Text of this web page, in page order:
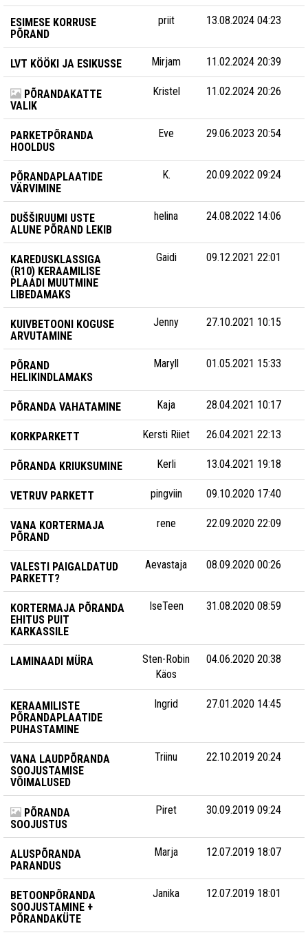
ESIMESE KORRUSE
PÕRAND
priit 13.08.2024 04:23
LVT KÖÖKI JA ESIKUSSE Mirjam 11.02.2024 20:39
PÕRANDAKATTE
VALIK
Kristel 11.02.2024 20:26
PARKETPÕRANDA
HOOLDUS
Eve 29.06.2023 20:54
PÕRANDAPLAATIDE
VÄRVIMINE
K. 20.09.2022 09:24
DUŠŠIRUUMI USTE
ALUNE PÕRAND LEKIB
helina 24.08.2022 14:06
KAREDUSKLASSIGA
(R10) KERAAMILISE
PLAADI MUUTMINE
LIBEDAMAKS
Gaidi 09.12.2021 22:01
KUIVBETOONI KOGUSE
ARVUTAMINE
Jenny 27.10.2021 10:15
PÕRAND
HELIKINDLAMAKS
Maryll 01.05.2021 15:33
PÕRANDA VAHATAMINE Kaja 28.04.2021 10:17
KORKPARKETT Kersti Riiet 26.04.2021 22:13
PÕRANDA KRIUKSUMINE Kerli 13.04.2021 19:18
VETRUV PARKETT pingviin 09.10.2020 17:40
VANA KORTERMAJA
PÕRAND
rene 22.09.2020 22:09
VALESTI PAIGALDATUD
PARKETT?
Aevastaja 08.09.2020 00:26
KORTERMAJA PÕRANDA
EHITUS PUIT
KARKASSILE
IseTeen 31.08.2020 08:59
LAMINAADI MÜRA
Sten-Robin
Käos
04.06.2020 20:38
KERAAMILISTE
PÕRANDAPLAATIDE
PUHASTAMINE
Ingrid 27.01.2020 14:45
VANA LAUDPÕRANDA
SOOJUSTAMISE
VÕIMALUSED
Triinu 22.10.2019 20:24
PÕRANDA
SOOJUSTUS
Piret 30.09.2019 09:24
ALUSPÕRANDA
PARANDUS
Marja 12.07.2019 18:07
BETOONPÕRANDA
SOOJUSTAMINE +
PÕRANDAKÜTE
Janika 12.07.2019 18:01